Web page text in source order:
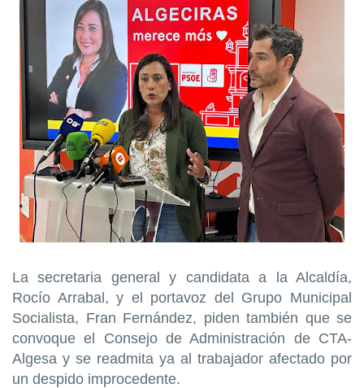
La secretaria general y candidata a la Alcaldía,
Rocío Arrabal, y el portavoz del Grupo Municipal
Socialista, Fran Fernández, piden también que se
convoque el Consejo de Administración de CTA-
Algesa y se readmita ya al trabajador afectado por
un despido improcedente.